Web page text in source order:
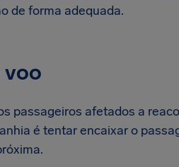
de forma adequada.
voo
passageiros afetados a
é tentar encaixar o